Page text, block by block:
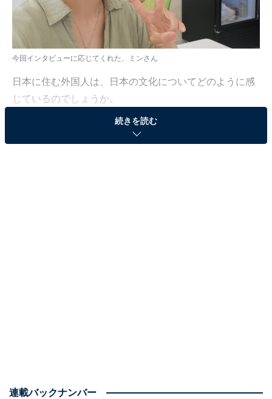
今回インタビューに応じてくれた、ミンさん
日本に住む外国人は、日本の文化についてどのように感
じているのでしょうか。
今回インタビューに応じてくれたのは、2013年の1月か
いものはほぼなくなったと言います。
続きを読む
連載バックナンバー